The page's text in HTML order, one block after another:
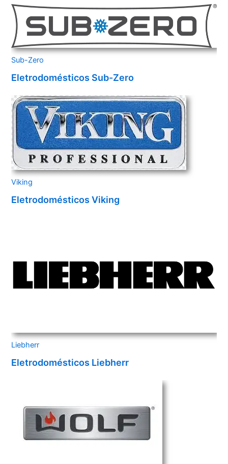
Sub-Zero
Eletrodomésticos Sub-Zero
Viking
Eletrodomésticos Viking
Liebherr
Eletrodomésticos Liebherr